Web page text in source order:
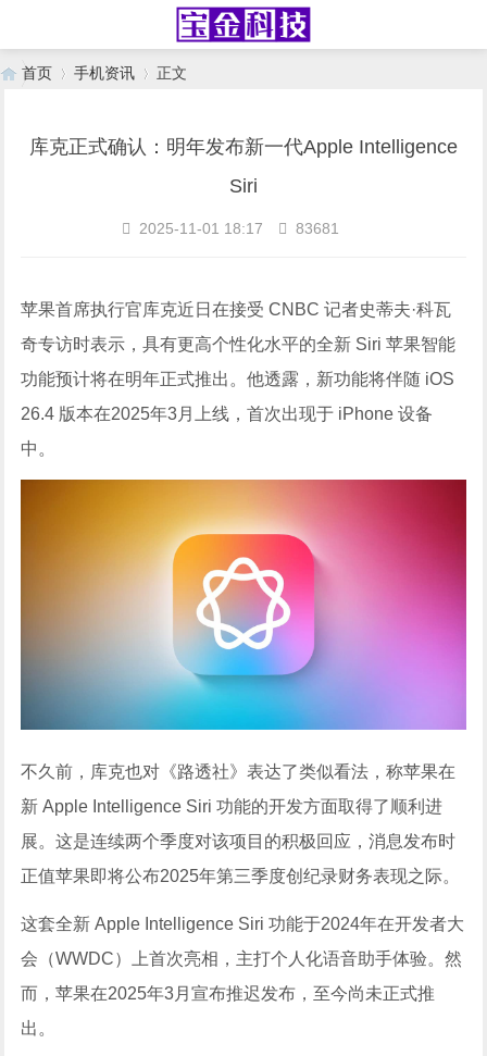
首页 手机资讯 正文
库克正式确认：明年发布新一代Apple Intelligence
Siri
2025-11-01 18:17 83681
苹果首席执行官库克近日在接受 CNBC 记者史蒂夫·科瓦
奇专访时表示，具有更高个性化水平的全新 Siri 苹果智能
功能预计将在明年正式推出。他透露，新功能将伴随 iOS
26.4 版本在2025年3月上线，首次出现于 iPhone 设备
中。
不久前，库克也对《路透社》表达了类似看法，称苹果在
新 Apple Intelligence Siri 功能的开发方面取得了顺利进
展。这是连续两个季度对该项目的积极回应，消息发布时
正值苹果即将公布2025年第三季度创纪录财务表现之际。
这套全新 Apple Intelligence Siri 功能于2024年在开发者大
会（WWDC）上首次亮相，主打个人化语音助手体验。然
而，苹果在2025年3月宣布推迟发布，至今尚未正式推
出。